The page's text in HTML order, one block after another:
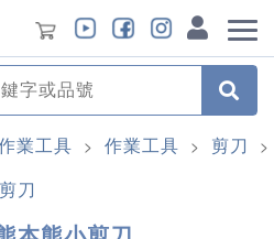
業工具 > 作業工具 > 剪刀 >
刀